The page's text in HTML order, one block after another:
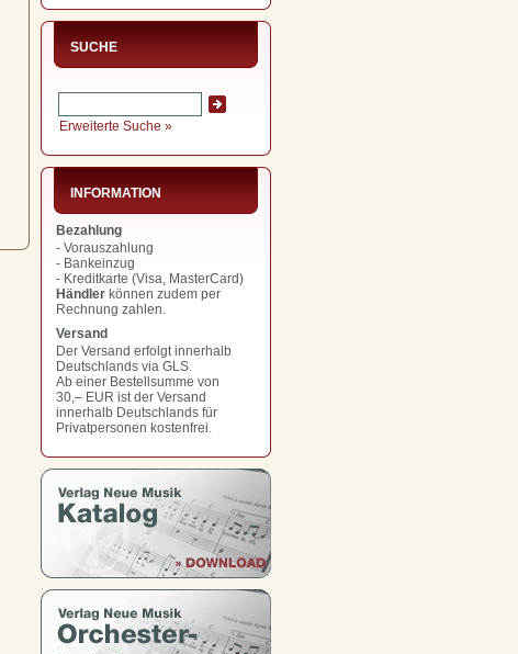
SUCHE
Erweiterte Suche »
INFORMATION
Bezahlung
- Vorauszahlung
- Bankeinzug
- Kreditkarte (Visa, MasterCard)
Händler können zudem per
Rechnung zahlen.
Versand
Der Versand erfolgt innerhalb
Deutschlands via GLS.
Ab einer Bestellsumme von
30,– EUR ist der Versand
innerhalb Deutschlands für
Privatpersonen kostenfrei.